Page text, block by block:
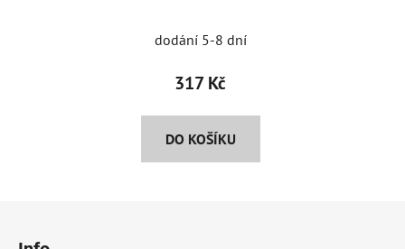
dodání 5-8 dní
317 Kč
DO KOŠÍKU